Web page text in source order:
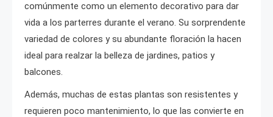
comúnmente como un elemento decorativo para dar
vida a los parterres durante el verano. Su sorprendente
variedad de colores y su abundante floración la hacen
ideal para realzar la belleza de jardines, patios y
balcones.
Además, muchas de estas plantas son resistentes y
requieren poco mantenimiento, lo que las convierte en